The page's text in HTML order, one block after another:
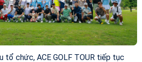
tổ chức, ACE GOLF TOUR tiếp tục